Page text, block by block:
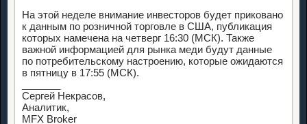
На этой неделе внимание инвесторов будет приковано
к данным по розничной торговле в США, публикация
которых намечена на четверг 16:30 (МСК). Также
важной информацией для рынка меди будут данные
по потребительскому настроению, которые ожидаются
в пятницу в 17:55 (МСК).
Сергей Некрасов,
Аналитик,
MFX Broker